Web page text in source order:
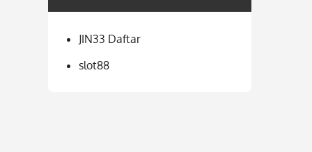
JIN33 Daftar
slot88